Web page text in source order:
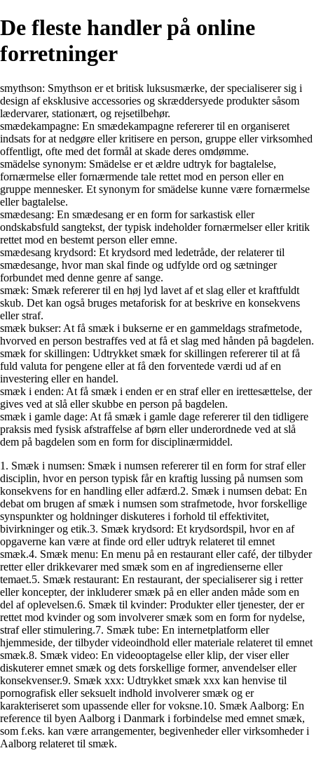
De fleste handler på online
forretninger
smythson: Smythson er et britisk luksusmærke, der specialiserer sig i
design af eksklusive accessories og skræddersyede produkter såsom
lædervarer, stationært, og rejsetilbehør.
smædekampagne: En smædekampagne refererer til en organiseret
indsats for at nedgøre eller kritisere en person, gruppe eller virksomhed
offentligt, ofte med det formål at skade deres omdømme.
smädelse synonym: Smädelse er et ældre udtryk for bagtalelse,
fornærmelse eller fornærmende tale rettet mod en person eller en
gruppe mennesker. Et synonym for smädelse kunne være fornærmelse
eller bagtalelse.
smædesang: En smædesang er en form for sarkastisk eller
ondskabsfuld sangtekst, der typisk indeholder fornærmelser eller kritik
rettet mod en bestemt person eller emne.
smædesang krydsord: Et krydsord med ledetråde, der relaterer til
smædesange, hvor man skal finde og udfylde ord og sætninger
forbundet med denne genre af sange.
smæk: Smæk refererer til en høj lyd lavet af et slag eller et kraftfuldt
skub. Det kan også bruges metaforisk for at beskrive en konsekvens
eller straf.
smæk bukser: At få smæk i bukserne er en gammeldags strafmetode,
hvorved en person bestraffes ved at få et slag med hånden på bagdelen.
smæk for skillingen: Udtrykket smæk for skillingen refererer til at få
fuld valuta for pengene eller at få den forventede værdi ud af en
investering eller en handel.
smæk i enden: At få smæk i enden er en straf eller en irettesættelse, der
gives ved at slå eller skubbe en person på bagdelen.
smæk i gamle dage: At få smæk i gamle dage refererer til den tidligere
praksis med fysisk afstraffelse af børn eller underordnede ved at slå
dem på bagdelen som en form for disciplinærmiddel.
1. Smæk i numsen: Smæk i numsen refererer til en form for straf eller
disciplin, hvor en person typisk får en kraftig lussing på numsen som
konsekvens for en handling eller adfærd.2. Smæk i numsen debat: En
debat om brugen af smæk i numsen som strafmetode, hvor forskellige
synspunkter og holdninger diskuteres i forhold til effektivitet,
bivirkninger og etik.3. Smæk krydsord: Et krydsordspil, hvor en af
opgaverne kan være at finde ord eller udtryk relateret til emnet
smæk.4. Smæk menu: En menu på en restaurant eller café, der tilbyder
retter eller drikkevarer med smæk som en af ingredienserne eller
temaet.5. Smæk restaurant: En restaurant, der specialiserer sig i retter
eller koncepter, der inkluderer smæk på en eller anden måde som en
del af oplevelsen.6. Smæk til kvinder: Produkter eller tjenester, der er
rettet mod kvinder og som involverer smæk som en form for nydelse,
straf eller stimulering.7. Smæk tube: En internetplatform eller
hjemmeside, der tilbyder videoindhold eller materiale relateret til emnet
smæk.8. Smæk video: En videooptagelse eller klip, der viser eller
diskuterer emnet smæk og dets forskellige former, anvendelser eller
konsekvenser.9. Smæk xxx: Udtrykket smæk xxx kan henvise til
pornografisk eller seksuelt indhold involverer smæk og er
karakteriseret som upassende eller for voksne.10. Smæk Aalborg: En
reference til byen Aalborg i Danmark i forbindelse med emnet smæk,
som f.eks. kan være arrangementer, begivenheder eller virksomheder i
Aalborg relateret til smæk.